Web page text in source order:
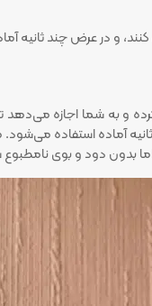
کنند، و در عرض چند ثانیه
و به شما اجازه می‌دهد
بدون دود و بوی نامطبوع